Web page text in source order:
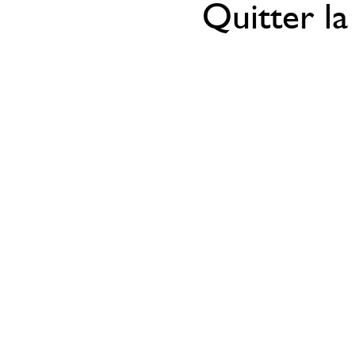
Quitter la